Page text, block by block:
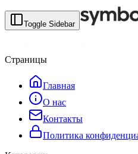
Toggle Sidebar
Страницы
Главная
О нас
Контакты
Политика